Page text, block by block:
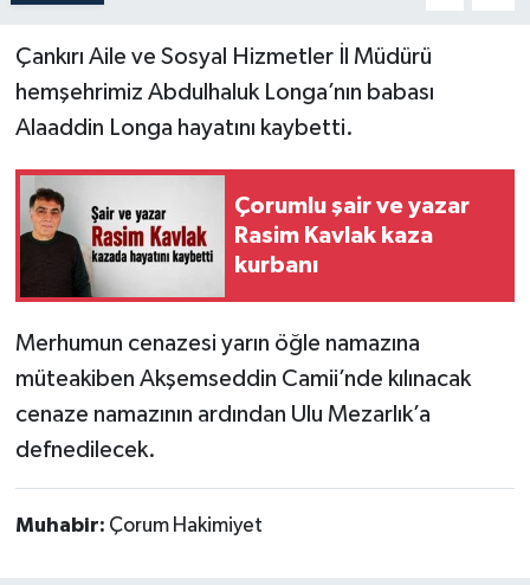
Çankırı Aile ve Sosyal Hizmetler İl Müdürü
hemşehrimiz Abdulhaluk Longa’nın babası
Alaaddin Longa hayatını kaybetti.
Çorumlu şair ve yazar
Rasim Kavlak kaza
kurbanı
Merhumun cenazesi yarın öğle namazına
müteakiben Akşemseddin Camii’nde kılınacak
cenaze namazının ardından Ulu Mezarlık’a
defnedilecek.
Muhabir: Çorum Hakimiyet